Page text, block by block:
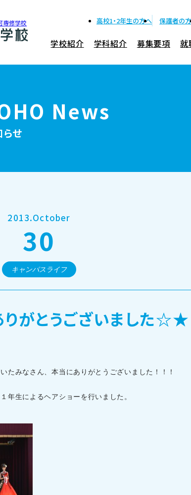
専修学校 高校1・2年生の方へ 保護者の
学校紹介 学科紹介 募集要項 就
News
せ
2013.October
30
キャンパスライフ
がとうございました☆★
たみなさん、本当にありがとうございました！！！
年生によるヘアショーを行いました。